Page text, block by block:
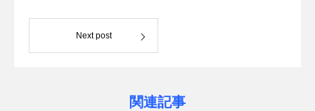
Next post
関連記事